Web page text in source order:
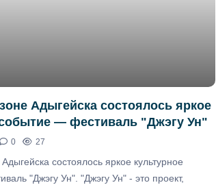
Адыгейска состоялось яркое
событие — фестиваль "Джэгу Ун"
0 27
состоялось яркое культурное
"Джэгу Ун". "Джэгу Ун" - это проект,